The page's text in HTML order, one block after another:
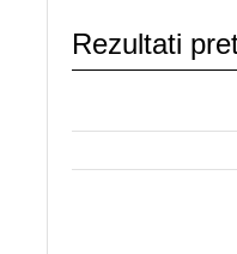
Rezultati